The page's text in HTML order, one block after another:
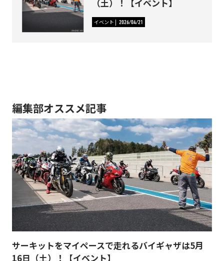
（土）！【イベント】
イベント 2026/04/21
編集部オススメ記事
サーキットをマイペースで走れるバイギャザは5月
16日（土）！【イベント】